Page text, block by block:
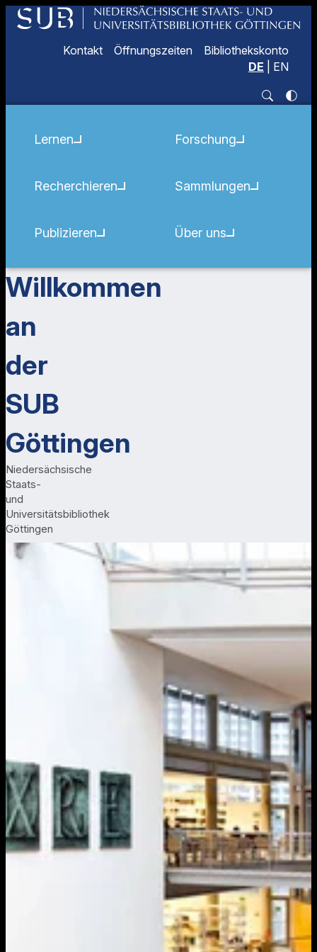
Kontakt Öffnungszeiten
Bibliothekskonto
DE
EN
Lernen
Recherchieren
Publizieren
Forschung
Sammlungen
Über uns
Willkommen
an
der
SUB
Göttingen
Niedersächsische
Staats-
und
Universitätsbibliothek
Göttingen